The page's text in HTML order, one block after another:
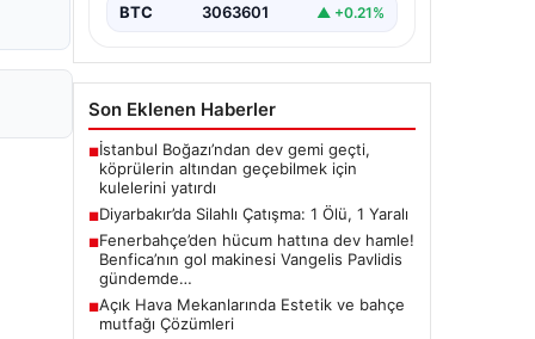
BTC 3063601 ▲ +0.21%
Son Eklenen Haberler
■İstanbul Boğazı’ndan dev gemi geçti,
köprülerin altından geçebilmek için
kulelerini yatırdı
■Diyarbakır’da Silahlı Çatışma: 1 Ölü, 1 Yaralı
■Fenerbahçe’den hücum hattına dev hamle!
Benfica’nın gol makinesi Vangelis Pavlidis
gündemde…
■Açık Hava Mekanlarında Estetik ve bahçe
mutfağı Çözümleri